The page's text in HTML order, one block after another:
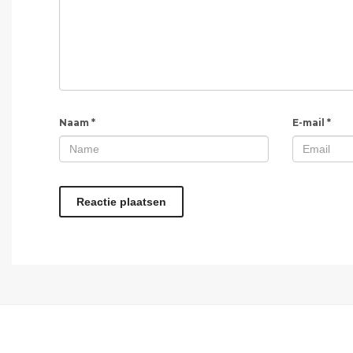
Naam * E-mail *